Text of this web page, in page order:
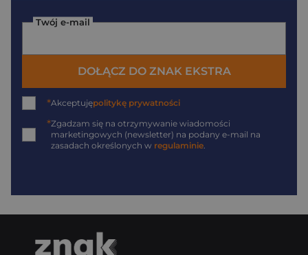
Twój e-mail
DOŁĄCZ DO ZNAK EKSTRA
*Akceptujępolitykę prywatności
*Zgadzam się na otrzymywanie wiadomości
marketingowych (newsletter) na podany e-mail na
zasadach określonych w regulaminie